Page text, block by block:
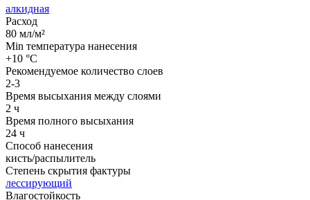
алкидная
Расход
80 мл/м²
Min температура нанесения
+10 °С
Рекомендуемое количество слоев
2-3
Время высыхания между слоями
2 ч
Время полного высыхания
24 ч
Способ нанесения
кисть/распылитель
Степень скрытия фактуры
лессирующий
Влагостойкость